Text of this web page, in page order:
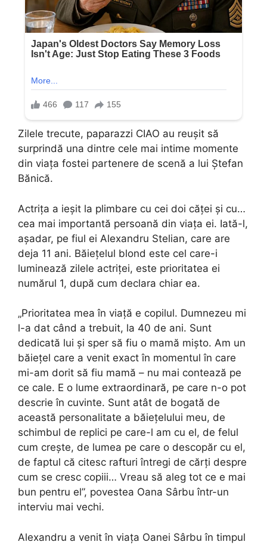
Zilele trecute, paparazzi CIAO au reușit să
surprindă una dintre cele mai intime momente
din viața fostei partenere de scenă a lui Ștefan
Bănică.
Actrița a ieșit la plimbare cu cei doi căței și cu…
cea mai importantă persoană din viața ei. Iată-l,
așadar, pe fiul ei Alexandru Stelian, care are
deja 11 ani. Băiețelul blond este cel care-i
luminează zilele actriței, este prioritatea ei
numărul 1, după cum declara chiar ea.
„Prioritatea mea în viață e copilul. Dumnezeu mi
l-a dat când a trebuit, la 40 de ani. Sunt
dedicată lui și sper să fiu o mamă mișto. Am un
băiețel care a venit exact în momentul în care
mi-am dorit să fiu mamă – nu mai contează pe
ce cale. E o lume extraordinară, pe care n-o pot
descrie în cuvinte. Sunt atât de bogată de
această personalitate a băiețelului meu, de
schimbul de replici pe care-l am cu el, de felul
cum crește, de lumea pe care o descopăr cu el,
de faptul că citesc rafturi întregi de cărți despre
cum se cresc copiii… Vreau să aleg tot ce e mai
bun pentru el”, povestea Oana Sârbu într-un
interviu mai vechi.
Alexandru a venit în viața Oanei Sârbu în timpul